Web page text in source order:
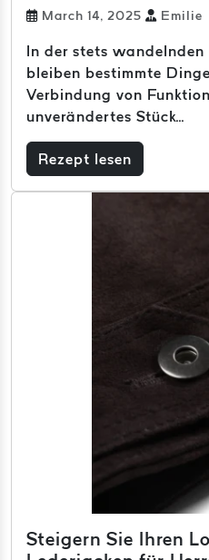
March 14, 2025 Emilie
In der stets wandelnden
bleiben bestimmte
Verbindung von
unverändertes Stück...
Rezept lesen
Steigern Sie Ihren